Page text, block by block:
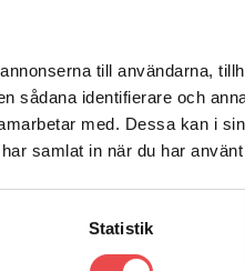
till användarna,
sådana identifierare och
med. Dessa kan i
samlat in när du har
Statistik